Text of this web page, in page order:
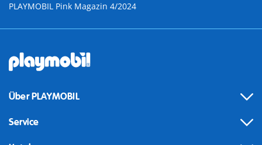
PLAYMOBIL Pink Magazin 4/2024
Über PLAYMOBIL
Service